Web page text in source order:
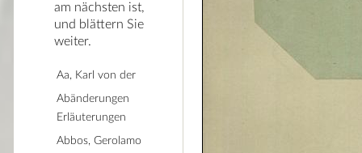
am nächsten ist,
und blättern Sie
weiter.
Aa, Karl von der
Abänderungen
Erläuterungen
Abbos, Gerolamo